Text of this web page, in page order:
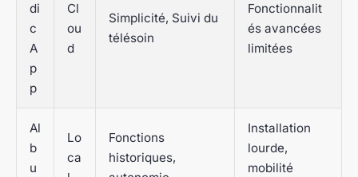
di
c
A
p
p
Cl
ou
d
Simplicité, Suivi du
télésoin
Fonctionnalit
és avancées
limitées
Al
b
u
Lo
ca
Fonctions
historiques,
Installation
lourde,
mobilité